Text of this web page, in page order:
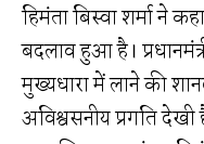
हिमंता बिस्वा शर्मा ने
बदलाव हुआ है।
मुख्यधारा में लाने की
अविश्वसनीय प्रगति देखी